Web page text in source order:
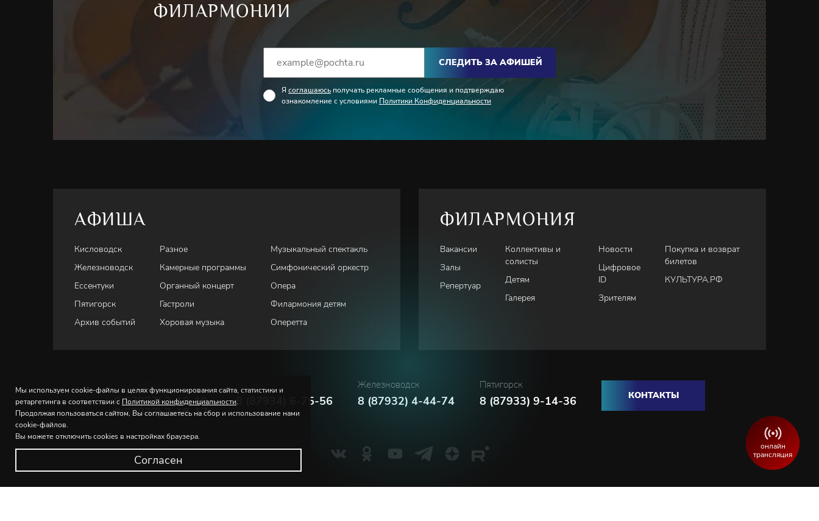
ФИЛАРМОНИИ
СЛЕДИТЬ ЗА АФИШЕЙ
Я соглашаюсь получать рекламные сообщения и подтверждаю
ознакомление с условиями Политики Конфиденциальности
АФИША
Кисловодск
Железноводск
Ессентуки
Пятигорск
Архив событий
Разное
Камерные программы
Органный концерт
Гастроли
Хоровая музыка
Музыкальный спектакль
Симфонический оркестр
Опера
Филармония детям
Оперетта
ФИЛАРМОНИЯ
Вакансии
Залы
Репертуар
Коллективы и
солисты
Детям
Галерея
Новости
Цифровое
ID
Зрителям
Покупка и возврат
билетов
КУЛЬТУРА.РФ
Кисловодск
8(87937) 2-18-18
8(87937) 2-18-17
8 (87934) 6-75-56
Железноводск
8 (87932) 4-44-74
Пятигорск
8 (87933) 9-14-36 КОНТАКТЫ
Мы используем cookie-файлы в целях функционирования сайта, статистики и
ретаргетинга в соответствии с Политикой конфиденциальности.
Продолжая пользоваться сайтом, Вы соглашаетесь на сбор и использование нами
cookie-файлов.
Вы можете отключить cookies в настройках браузера.
Согласен
онлайн
трансляция